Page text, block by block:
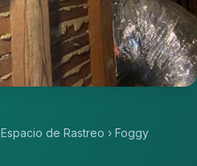
de Rastreo › Foggy